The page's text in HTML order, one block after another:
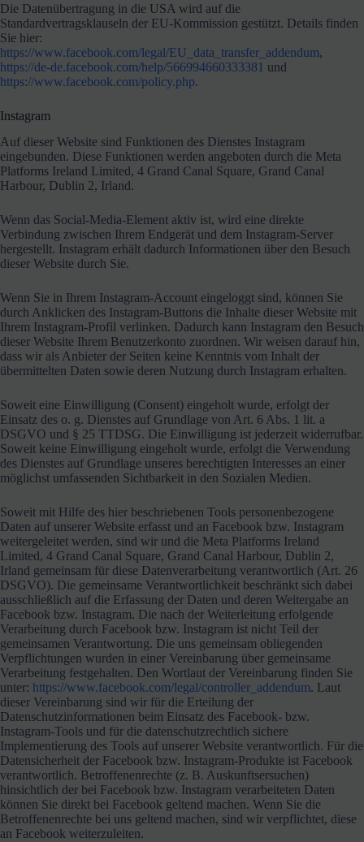
Die Datenübertragung in die USA wird auf die
Standardvertragsklauseln der EU-Kommission gestützt. Details finden
Sie hier:
https://www.facebook.com/legal/EU_data_transfer_addendum,
https://de-de.facebook.com/help/566994660333381 und
https://www.facebook.com/policy.php.
Instagram
Auf dieser Website sind Funktionen des Dienstes Instagram
eingebunden. Diese Funktionen werden angeboten durch die Meta
Platforms Ireland Limited, 4 Grand Canal Square, Grand Canal
Harbour, Dublin 2, Irland.
Wenn das Social-Media-Element aktiv ist, wird eine direkte
Verbindung zwischen Ihrem Endgerät und dem Instagram-Server
hergestellt. Instagram erhält dadurch Informationen über den Besuch
dieser Website durch Sie.
Wenn Sie in Ihrem Instagram-Account eingeloggt sind, können Sie
durch Anklicken des Instagram-Buttons die Inhalte dieser Website mit
Ihrem Instagram-Profil verlinken. Dadurch kann Instagram den Besuch
dieser Website Ihrem Benutzerkonto zuordnen. Wir weisen darauf hin,
dass wir als Anbieter der Seiten keine Kenntnis vom Inhalt der
übermittelten Daten sowie deren Nutzung durch Instagram erhalten.
Soweit eine Einwilligung (Consent) eingeholt wurde, erfolgt der
Einsatz des o. g. Dienstes auf Grundlage von Art. 6 Abs. 1 lit. a
DSGVO und § 25 TTDSG. Die Einwilligung ist jederzeit widerrufbar.
Soweit keine Einwilligung eingeholt wurde, erfolgt die Verwendung
des Dienstes auf Grundlage unseres berechtigten Interesses an einer
möglichst umfassenden Sichtbarkeit in den Sozialen Medien.
Soweit mit Hilfe des hier beschriebenen Tools personenbezogene
Daten auf unserer Website erfasst und an Facebook bzw. Instagram
weitergeleitet werden, sind wir und die Meta Platforms Ireland
Limited, 4 Grand Canal Square, Grand Canal Harbour, Dublin 2,
Irland gemeinsam für diese Datenverarbeitung verantwortlich (Art. 26
DSGVO). Die gemeinsame Verantwortlichkeit beschränkt sich dabei
ausschließlich auf die Erfassung der Daten und deren Weitergabe an
Facebook bzw. Instagram. Die nach der Weiterleitung erfolgende
Verarbeitung durch Facebook bzw. Instagram ist nicht Teil der
gemeinsamen Verantwortung. Die uns gemeinsam obliegenden
Verpflichtungen wurden in einer Vereinbarung über gemeinsame
Verarbeitung festgehalten. Den Wortlaut der Vereinbarung finden Sie
unter: https://www.facebook.com/legal/controller_addendum. Laut
dieser Vereinbarung sind wir für die Erteilung der
Datenschutzinformationen beim Einsatz des Facebook- bzw.
Instagram-Tools und für die datenschutzrechtlich sichere
Implementierung des Tools auf unserer Website verantwortlich. Für die
Datensicherheit der Facebook bzw. Instagram-Produkte ist Facebook
verantwortlich. Betroffenenrechte (z. B. Auskunftsersuchen)
hinsichtlich der bei Facebook bzw. Instagram verarbeiteten Daten
können Sie direkt bei Facebook geltend machen. Wenn Sie die
Betroffenenrechte bei uns geltend machen, sind wir verpflichtet, diese
an Facebook weiterzuleiten.